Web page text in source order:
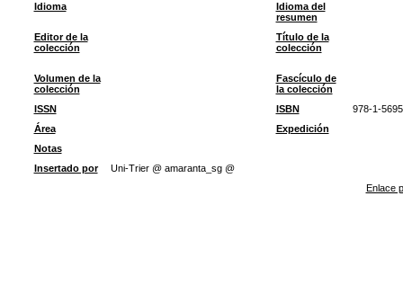
Idioma
Idioma del
resumen
Editor de la
colección
Título de la
colección
Volumen de la
colección
Fascículo de
la colección
ISSN
ISBN
978-1-
Área
Expedición
Notas
Insertado por
Uni-Trier @ amaranta_sg @
Enlace